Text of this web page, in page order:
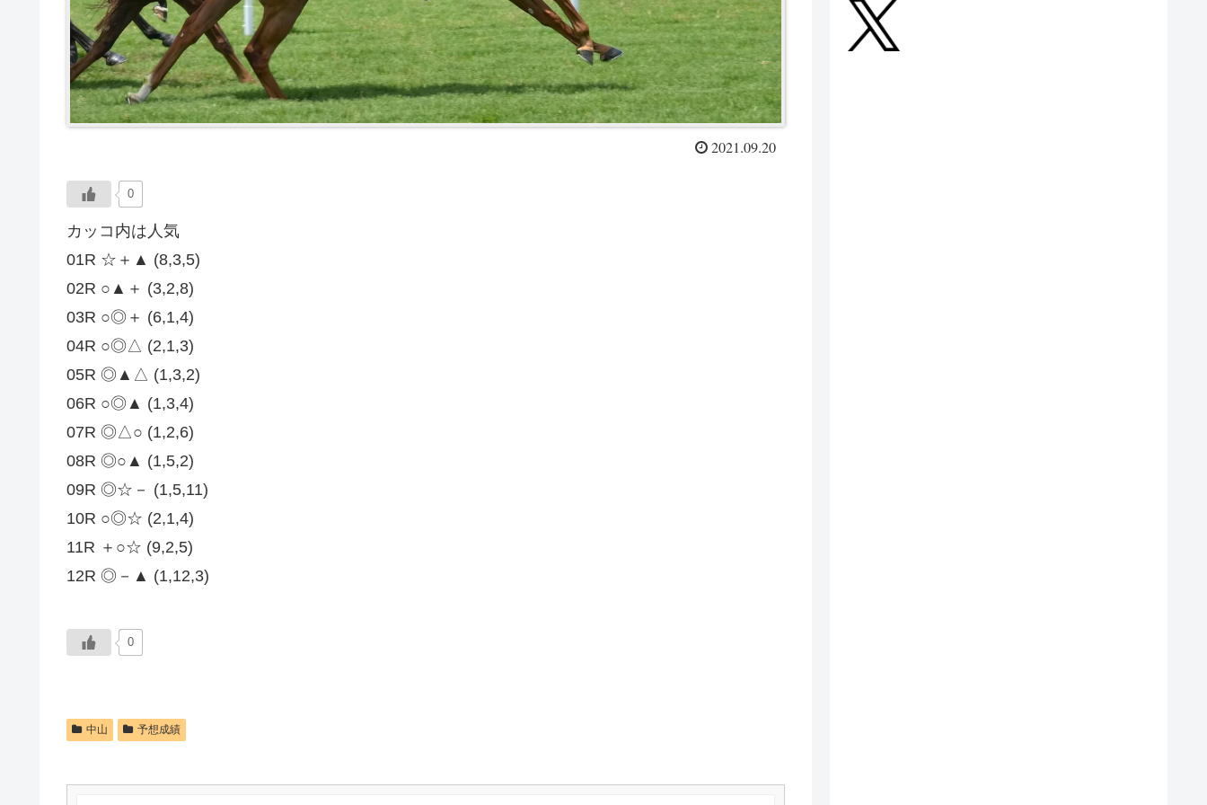
2021.09.20
0
カッコ内は人気
01R ☆＋▲ (8,3,5)
02R ○▲＋ (3,2,8)
03R ○◎＋ (6,1,4)
04R ○◎△ (2,1,3)
05R ◎▲△ (1,3,2)
06R ○◎▲ (1,3,4)
07R ◎△○ (1,2,6)
08R ◎○▲ (1,5,2)
09R ◎☆－ (1,5,11)
10R ○◎☆ (2,1,4)
11R ＋○☆ (9,2,5)
12R ◎－▲ (1,12,3)
0
中山 予想成績